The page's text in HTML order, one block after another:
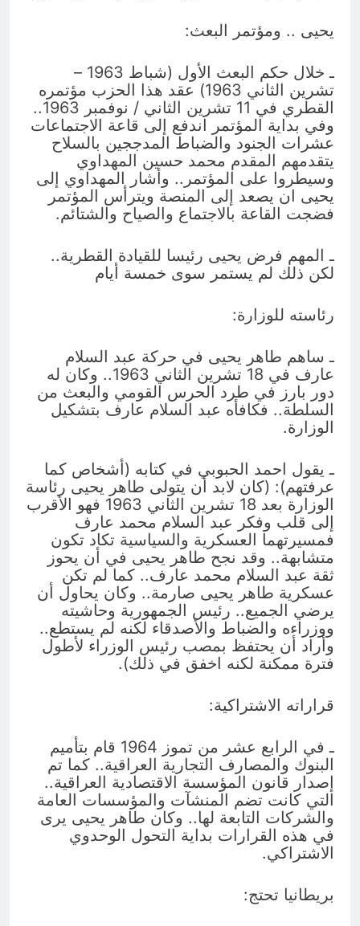
يحيى .. ومؤتمر البعث:
ـ خلال حكم البعث الأول (شباط 1963 –
تشرين الثاني 1963) عقد هذا الحزب مؤتمره
القطري في 11 تشرين الثاني / نوفمبر 1963..
وفي بداية المؤتمر اندفع إلى قاعة الاجتماعات
عشرات الجنود والضباط المدججين بالسلاح
يتقدمهم المقدم محمد حسين المهداوي
وسيطروا على المؤتمر.. وأشار المهداوي إلى
يحيى ان يصعد إلى المنصة ويترأس المؤتمر
فضجت القاعة بالاجتماع والصياح والشتائم.
ـ المهم فرض يحيى رئيسا للقيادة القطرية..
لكن ذلك لم يستمر سوى خمسة أيام
رئاسته للوزارة:
ـ ساهم طاهر يحيى في حركة عبد السلام
عارف في 18 تشرين الثاني 1963.. وكان له
دور بارز في طرد الحرس القومي والبعث من
السلطة.. فكافأه عبد السلام عارف بتشكيل
الوزارة.
ـ يقول احمد الحبوبي في كتابه (أشخاص كما
عرفتهم): (كان لابد أن يتولى طاهر يحيى رئاسة
الوزارة بعد 18 تشرين الثاني 1963 فهو الأقرب
إلى قلب وفكر عبد السلام محمد عارف
فمسيرتهما العسكرية والسياسية تكاد تكون
متشابهة.. وقد نجح طاهر يحيى في أن يحوز
ثقة عبد السلام محمد عارف.. كما لم تكن
عسكرية طاهر يحيى صارمة.. وكان يحاول أن
يرضي الجميع.. رئيس الجمهورية وحاشيته
ووزراءه والضباط والأصدقاء لكنه لم يستطع..
وأراد أن يحتفظ بمصب رئيس الوزراء لأطول
فترة ممكنة لكنه اخفق في ذلك).
قراراته الاشتراكية:
ـ في الرابع عشر من تموز 1964 قام بتأميم
البنوك والمصارف التجارية العراقية.. كما تم
إصدار قانون المؤسسة الاقتصادية العراقية..
التي كانت تضم المنشآت والمؤسسات العامة
والشركات التابعة لها.. وكان طاهر يحيى يرى
في هذه القرارات بداية التحول الوحدوي
الاشتراكي.
بريطانيا تحتج: